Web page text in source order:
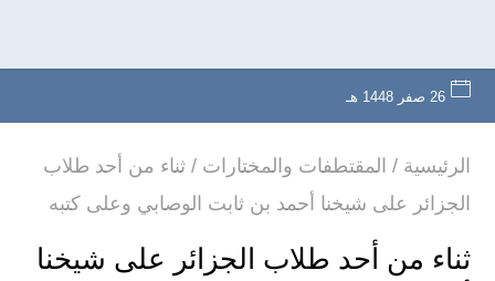
26 صفر 1448 هـ
الرئيسية / المقتطفات والمختارات / ثناء من أحد طلاب
الجزائر على شيخنا أحمد بن ثابت الوصابي وعلى كتبه
ثناء من أحد طلاب الجزائر على شيخنا